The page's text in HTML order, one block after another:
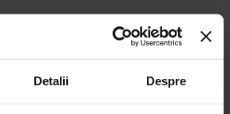
Detalii Despre
Shell World
experienta